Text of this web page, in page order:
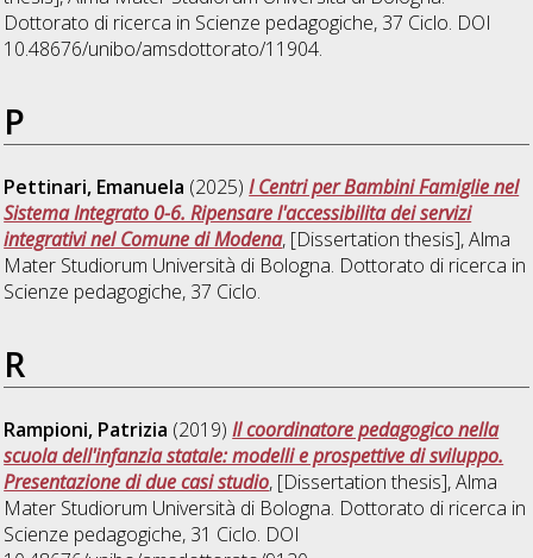
Dottorato di ricerca in Scienze pedagogiche, 37 Ciclo. DOI
10.48676/unibo/amsdottorato/11904.
P
Pettinari, Emanuela (2025)I Centri per Bambini Famiglie nel
Sistema Integrato 0-6. Ripensare l'accessibilita dei servizi
integrativi nel Comune di Modena, [Dissertation thesis], Alma
Mater Studiorum Università di Bologna. Dottorato di ricerca in
Scienze pedagogiche, 37 Ciclo.
R
Rampioni, Patrizia (2019)Il coordinatore pedagogico nella
scuola dell'infanzia statale: modelli e prospettive di sviluppo.
Presentazione di due casi studio, [Dissertation thesis], Alma
Mater Studiorum Università di Bologna. Dottorato di ricerca in
Scienze pedagogiche, 31 Ciclo. DOI